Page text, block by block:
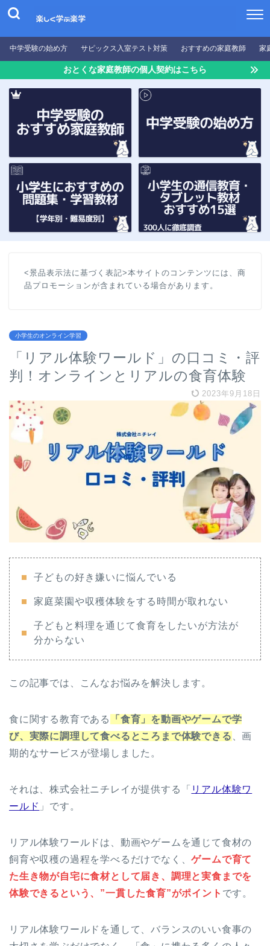
中学受験の始め方 サピックス入室テスト対策 おすすめの家庭教師 家
おとくな家庭教師の個人契約はこちら
<景品表示法に基づく表記>本サイトのコンテンツには、商
品プロモーションが含まれている場合があります。
小学生のオンライン学習
「リアル体験ワールド」の口コミ・評
判！オンラインとリアルの食育体験
2023年9月18日
子どもの好き嫌いに悩んでいる
家庭菜園や収穫体験をする時間が取れない
子どもと料理を通じて食育をしたいが方法が
分からない
この記事では、こんなお悩みを解決します。
食に関する教育である
「食育」を動画やゲームで学
び、実際に調理して食べるところまで体験できる 、画
期的なサービスが登場しました。
それは、株式会社ニチレイが提供する「 リアル体験ワ
ールド 」です。
リアル体験ワールドは、動画やゲームを通じて食材の
飼育や収穫の過程を学べるだけでなく、ゲームで育て
た生き物が自宅に食材として届き、調理と実食までを
体験できるという、”一貫した食育”がポイント です。
リアル体験ワールドを通して、バランスのいい食事の